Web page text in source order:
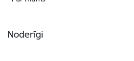
Noderīgi